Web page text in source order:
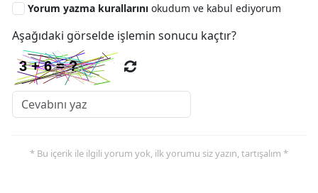
Yorum yazma kurallarını okudum ve kabul ediyorum
Aşağıdaki görselde işlemin sonucu kaçtır?
* Bu içerik ile ilgili yorum yok, ilk yorumu siz yazın, tartışalım *